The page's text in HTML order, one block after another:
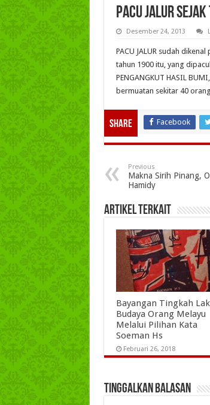
Pacu Jalur Sejak
Desember 24, 2013
PACU JALUR sudah
tahun 1900 itu, yang
PENGANGKUT HASIL
bermuatan sekitar 40
Share Facebook
Previous
Makna Sirih Pinang,
Hamidy
Artikel Terkait
Bayangan Tingkah
Budaya Orang Melayu
Melalui Pilihan Kata
Soeman Hs
Februari 26, 2018
Tinggalkan Balasan